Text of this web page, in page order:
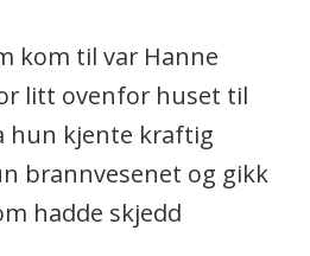
kom til var Hanne
litt ovenfor huset til
hun kjente kraftig
brannvesenet og gikk
hadde skjedd